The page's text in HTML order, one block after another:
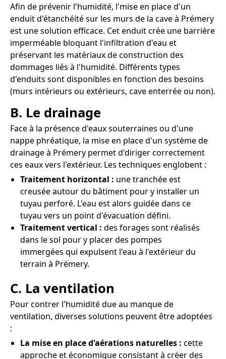
Afin de prévenir l'humidité, l'mise en place d'un
enduit d'étanchéité sur les murs de la cave à Prémery
est une solution efficace. Cet enduit crée une barrière
imperméable bloquant l'infiltration d'eau et
préservant les matériaux de construction des
dommages liés à l'humidité. Différents types
d'enduits sont disponibles en fonction des besoins
(murs intérieurs ou extérieurs, cave enterrée ou non).
B. Le drainage
Face à la présence d'eaux souterraines ou d'une
nappe phréatique, la mise en place d'un système de
drainage à Prémery permet d'diriger correctement
ces eaux vers l'extérieur. Les techniques englobent :
Traitement horizontal : une tranchée est
creusée autour du bâtiment pour y installer un
tuyau perforé. L'eau est alors guidée dans ce
tuyau vers un point d'évacuation défini.
Traitement vertical : des forages sont réalisés
dans le sol pour y placer des pompes
immergées qui expulsent l'eau à l'extérieur du
terrain à Prémery.
C. La ventilation
Pour contrer l'humidité due au manque de
ventilation, diverses solutions peuvent être adoptées
:
La mise en place d'aérations naturelles : cette
approche et économique consistant à créer des